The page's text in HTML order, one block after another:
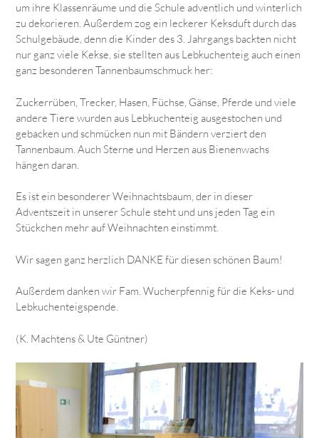
um ihre Klassenräume und die Schule adventlich und winterlich
zu dekorieren. Außerdem zog ein leckerer Keksduft durch das
Schulgebäude, denn die Kinder des 3. Jahrgangs backten nicht
nur ganz viele Kekse, sie stellten aus Lebkuchenteig auch einen
ganz besonderen Tannenbaumschmuck her:
Zuckerrüben, Trecker, Hasen, Füchse, Gänse, Pferde und viele
andere Tiere wurden aus Lebkuchenteig ausgestochen und
gebacken und schmücken nun mit Bändern verziert den
Tannenbaum. Auch Sterne und Herzen aus Bienenwachs
hängen daran.
Es ist ein besonderer Weihnachtsbaum, der in dieser
Adventszeit in unserer Schule steht und uns jeden Tag ein
Stückchen mehr auf Weihnachten einstimmt.
Wir sagen ganz herzlich DANKE für diesen schönen Baum!
Außerdem danken wir Fam. Wucherpfennig für die Keks- und
Lebkuchenteigspende.
(K. Machtens & Ute Güntner)